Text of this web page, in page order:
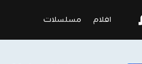
افلام مسلسلات